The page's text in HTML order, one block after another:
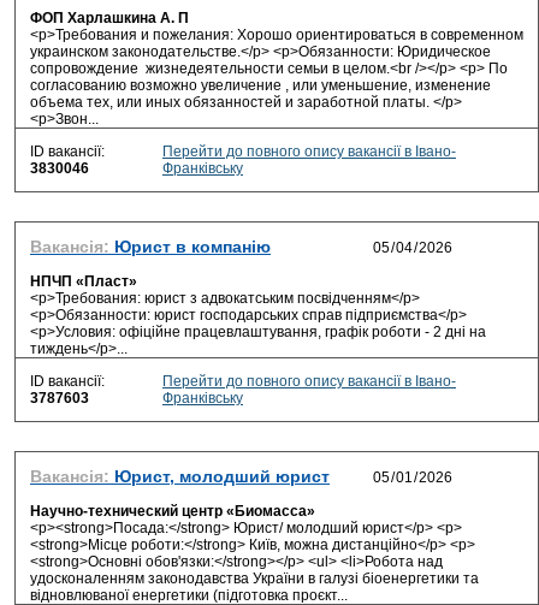
ФОП Харлашкина А. П
<p>Требования и пожелания: Хорошо ориентироваться в современном
украинском законодательстве.</p> <p>Обязанности: Юридическое
сопровождение жизнедеятельности семьи в целом.<br /></p> <p> По
согласованию возможно увеличение , или уменьшение, изменение
объема тех, или иных обязанностей и заработной платы. </p>
<p>Звон...
ID вакансії:
3830046
Перейти до повного опису вакансії в Івано-
Франківську
Вакансія: Юрист в компанію
НПЧП «Пласт»
<p>Требования: юрист з адвокатським посвідченням</p>
<p>Обязанности: юрист господарських справ підприємства</p>
<p>Условия: офіційне працевлаштування, графік роботи - 2 дні на
тиждень</p>...
ID вакансії:
3787603
Перейти до повного опису вакансії в Івано-
Франківську
Вакансія: Юрист, молодший юрист
Научно-технический центр «Биомасса»
<p><strong>Посада:</strong> Юрист/ молодший юрист</p> <p>
<strong>Місце роботи:</strong> Київ, можна дистанційно</p> <p>
<strong>Основні обов'язки:</strong></p> <ul> <li>Робота над
удосконаленням законодавства України в галузі біоенергетики та
відновлюваної енергетики (підготовка проєкт...